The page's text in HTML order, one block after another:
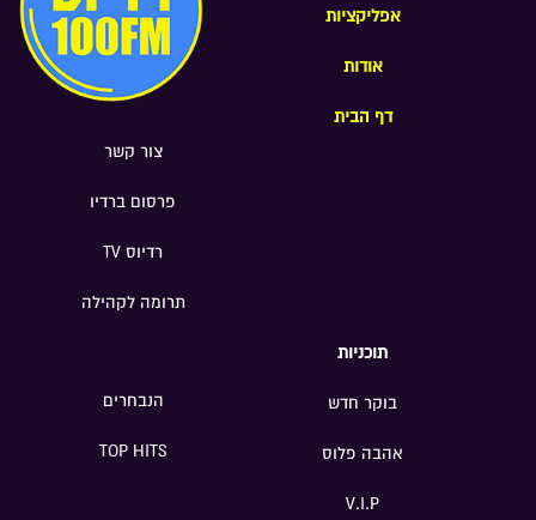
אפליקציות
אודות
דף הבית
צור קשר
פרסום ברדיו
רדיוס TV
תרומה לקהילה
תוכניות
בוקר חדש
אהבה פלוס
V.I.P
הנבחרים
TOP HITS